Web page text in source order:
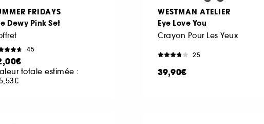
FRIDAYS
Dewy Pink Set
45
totale estimée :
WESTMAN ATELIER
Eye Love You
Crayon Pour Les Yeux
25
39,90€